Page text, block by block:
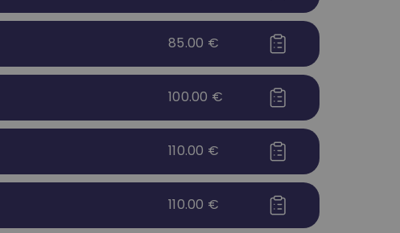
85.00 €
100.00 €
110.00 €
110.00 €